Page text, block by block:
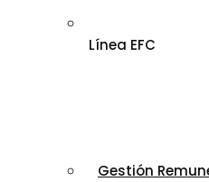
Línea EFC
Gestión